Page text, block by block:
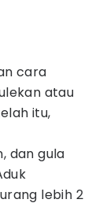
cara
atau
itu,
dan gula
lebih 2